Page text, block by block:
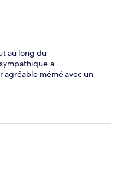
au long du
agréable mémé avec un